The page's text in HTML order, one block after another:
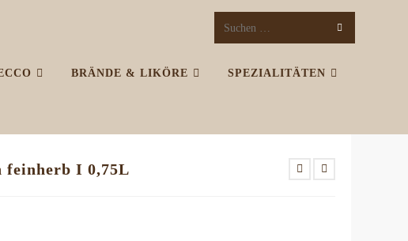
Diese
BRÄNDE & LIKÖRE SPEZIALITÄTEN
feinherb I 0,75L